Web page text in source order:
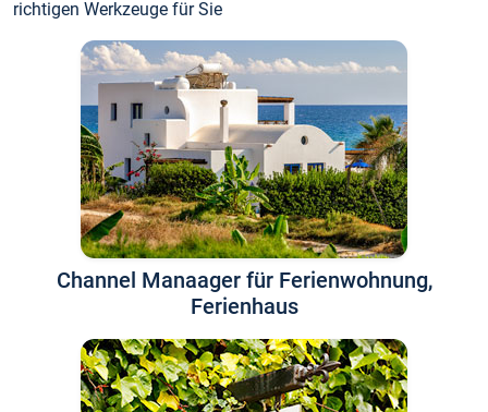
richtigen Werkzeuge für Sie
Channel Manaager für Ferienwohnung,
Ferienhaus